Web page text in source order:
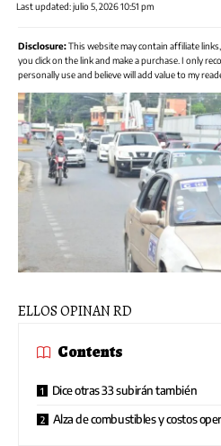
Last updated: julio 5, 2026 10:51 pm
Disclosure:This website may contain affiliate
you click on the link and make a purchase. I only
personally use and believe will add value to my
ELLOS OPINAN RD
Contents
Dice otras 33 subirán también
Alza de combustibles y costos